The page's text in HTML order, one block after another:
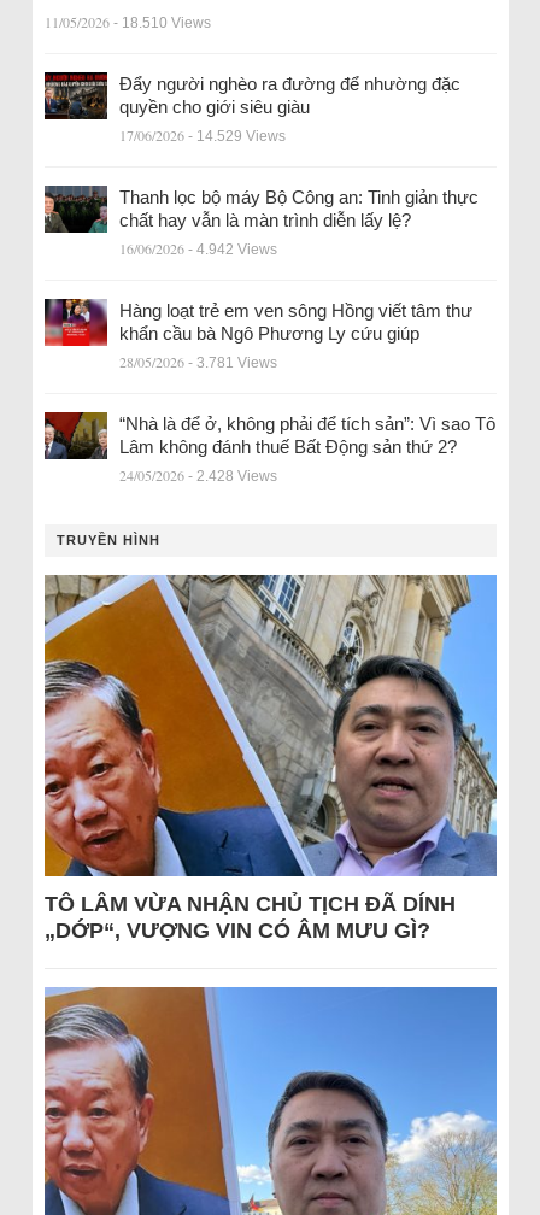
11/05/2026 - 18.510 Views
Đẩy người nghèo ra đường để nhường đặc
quyền cho giới siêu giàu
17/06/2026 - 14.529 Views
Thanh lọc bộ máy Bộ Công an: Tinh giản thực
chất hay vẫn là màn trình diễn lấy lệ?
16/06/2026 - 4.942 Views
Hàng loạt trẻ em ven sông Hồng viết tâm thư
khẩn cầu bà Ngô Phương Ly cứu giúp
28/05/2026 - 3.781 Views
“Nhà là để ở, không phải để tích sản”: Vì sao Tô
Lâm không đánh thuế Bất Động sản thứ 2?
24/05/2026 - 2.428 Views
TRUYỀN HÌNH
TÔ LÂM VỪA NHẬN CHỦ TỊCH ĐÃ DÍNH
„DỚP“, VƯỢNG VIN CÓ ÂM MƯU GÌ?